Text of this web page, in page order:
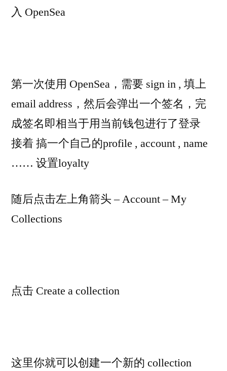
入 OpenSea
第一次使用 OpenSea，需要 sign in , 填上
email address，然后会弹出一个签名，完
成签名即相当于用当前钱包进行了登录
接着 搞一个自己的profile , account , name
…… 设置loyalty
随后点击左上角箭头 – Account – My
Collections
点击 Create a collection
这里你就可以创建一个新的 collection